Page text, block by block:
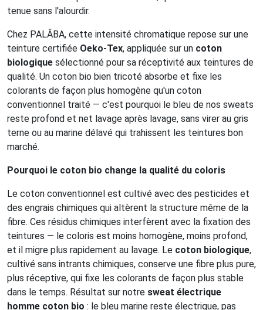
tenue sans l'alourdir.
Chez PALÂBA, cette intensité chromatique repose sur une
teinture certifiée Oeko-Tex, appliquée sur un coton
biologique sélectionné pour sa réceptivité aux teintures de
qualité. Un coton bio bien tricoté absorbe et fixe les
colorants de façon plus homogène qu'un coton
conventionnel traité — c'est pourquoi le bleu de nos sweats
reste profond et net lavage après lavage, sans virer au gris
terne ou au marine délavé qui trahissent les teintures bon
marché.
Pourquoi le coton bio change la qualité du coloris
Le coton conventionnel est cultivé avec des pesticides et
des engrais chimiques qui altèrent la structure même de la
fibre. Ces résidus chimiques interfèrent avec la fixation des
teintures — le coloris est moins homogène, moins profond,
et il migre plus rapidement au lavage. Le coton biologique,
cultivé sans intrants chimiques, conserve une fibre plus pure,
plus réceptive, qui fixe les colorants de façon plus stable
dans le temps. Résultat sur notre sweat électrique
homme coton bio : le bleu marine reste électrique, pas